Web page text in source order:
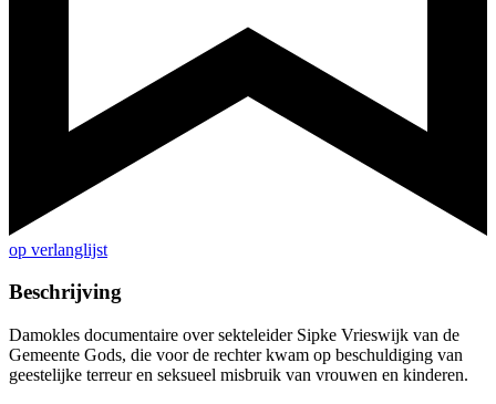
op verlanglijst
Beschrijving
Damokles documentaire over sekteleider Sipke Vrieswijk van de
Gemeente Gods, die voor de rechter kwam op beschuldiging van
geestelijke terreur en seksueel misbruik van vrouwen en kinderen.